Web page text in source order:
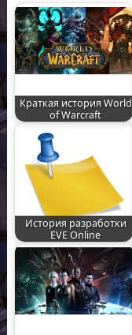
Краткая история World
of Warcraft
История разработки
EVE Online